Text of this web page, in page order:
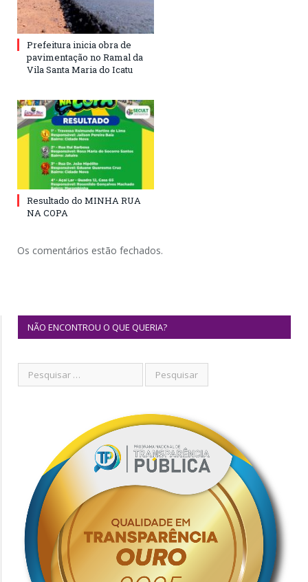
Prefeitura inicia obra de
pavimentação no Ramal da
Vila Santa Maria do Icatu
Resultado do MINHA RUA
NA COPA
Os comentários estão fechados.
NÃO ENCONTROU O QUE QUERIA?